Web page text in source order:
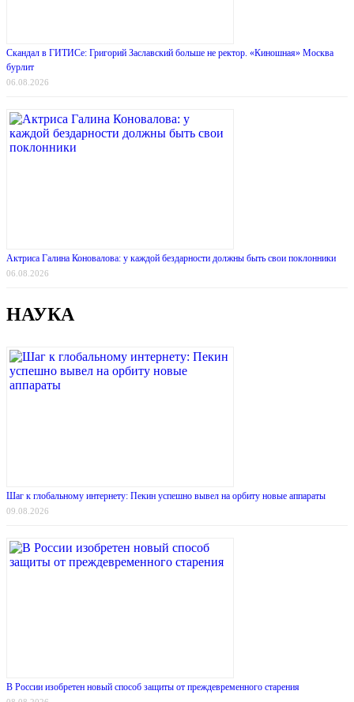
Скандал в ГИТИСе: Григорий Заславский больше не ректор. «Киношная» Москва
бурлит
06.08.2026
Актриса Галина Коновалова: у каждой бездарности должны быть свои поклонники
06.08.2026
НАУКА
Шаг к глобальному интернету: Пекин успешно вывел на орбиту новые аппараты
09.08.2026
В России изобретен новый способ защиты от преждевременного старения